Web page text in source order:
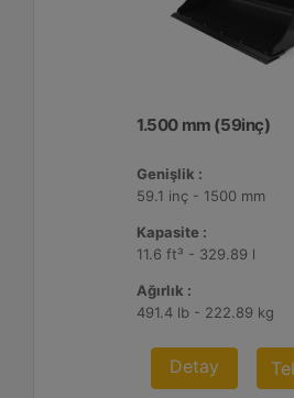
1.500 mm (59inç)
Genişlik :
59.1 inç - 1500 mm
Kapasite :
11.6 ft³ - 329.89 l
Ağırlık :
491.4 lb - 222.89 kg
Detay